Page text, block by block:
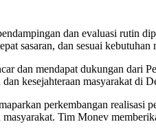
dan evaluasi rutin
sasaran, dan sesuai kebutuhan
dan mendapat dukungan dari
kesejahteraan masyarakat di
perkembangan
Tim Monev